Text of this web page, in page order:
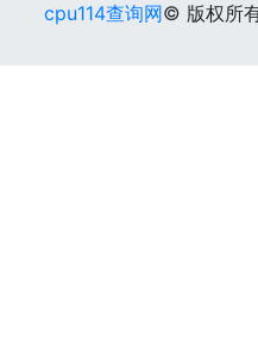
cpu114查询网© 版权所